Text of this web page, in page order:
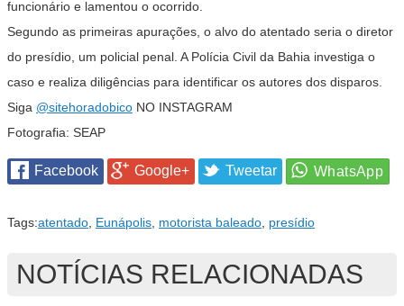
funcionário e lamentou o ocorrido.
Segundo as primeiras apurações, o alvo do atentado seria o diretor
do presídio, um policial penal. A Polícia Civil da Bahia investiga o
caso e realiza diligências para identificar os autores dos disparos.
Siga @sitehoradobico NO INSTAGRAM
Fotografia: SEAP
Facebook Google+ Tweetar
Tags:atentado Eunápolis motorista baleado presídio
NOTÍCIAS RELACIONADAS